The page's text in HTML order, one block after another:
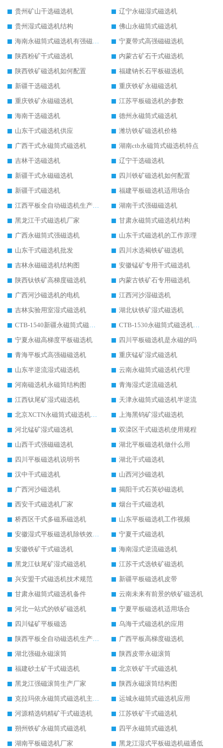
贵州矿山干选磁选机
辽宁永磁湿式磁选机
贵州湿式磁选机结构
佛山永磁筒式磁选机
海南永磁筒式磁选机有强磁的吗
宁夏带式高强磁磁选机
陕西粉矿干式磁选机
内蒙古矿石干式磁选机
陕西铁矿磁选机如何配置
福建钠长石平板磁选机
新疆干选磁选机
重庆铁矿永磁磁选机
重庆铁矿永磁磁选机
江苏平板磁选机的参数
海南干选磁选机
德州永磁筒式磁选机
山东干式磁选机供应
潍坊铁矿磁选机价格
广西干式永磁筒式磁选机
湖南ctb永磁筒式磁选机特点
吉林干选磁选机
辽宁干选磁选机
新疆干式永磁磁选机
四川铁矿磁选机如何配置
新疆干式磁选机
福建平板磁选机适用场合
江西平板全自动磁选机生产厂家
湖南干式强磁磁选机
黑龙江干式磁选机厂家
甘肃永磁筒式磁选机结构
广西永磁筒式强磁选机
山东干式磁选机的工作原理
山东干式磁选机批发
四川水选褐铁矿磁选机
吉林永磁磁选机结构图
安徽锰矿专用干式磁选机
陕西钛铁矿高梯度磁选机
内蒙古铁矿石专用磁选机
广西河沙磁选机的电机
江西河沙湿磁选机
吉林实验用室湿式磁选机
湖北钛铁矿湿式磁选机
CTB-1540新疆永磁筒式磁选机
CTB-1530永磁筒式磁选机代理商
宁夏永磁高梯度平板磁选机
四川平板磁选机是永磁的吗
青海平板式高强磁磁选机
重庆锰矿湿式磁选机
山东半逆流湿式磁选机
云南永磁筒式磁选机代理
河南磁选机永磁筒结构图
青海湿式逆流磁选机
江西钛尾矿湿式磁选机
天津永磁筒式磁选机半逆流
北京XCTN永磁筒式磁选机磁块位置
上海黑钨矿湿式磁选机
河北锰矿湿式磁选机
双滦区干式磁选机使用规程
山西干式强磁磁选机
湖北平板磁选机做什么用
四川平板磁选机说明书
湖北干式磁选机
汉中干式磁选机
山西河沙磁选机
广西河沙磁选机
揭阳干式石英砂磁选机
西安干式磁选机厂家
烟台干式磁选机
桥西区干式多磁系磁选机
山东平板磁选机工作视频
安徽湿式平板磁选机除铁效果怎么样
宁夏干式磁选机
安徽铁矿干式磁选机
海南湿式逆流磁选机
黑龙江钛尾矿湿式磁选机
江苏干式选铁矿磁选机
兴安盟干式磁选机技术规范
新疆平板磁选机皮带
甘肃永磁筒式磁选机备件
云南未来有前景的铁矿磁选机
河北一站式的铁矿磁选机
宁夏平板磁选机适用场合
四川锰矿平板磁选
乌海干式磁选机的应用
陕西平板全自动磁选机生产厂家
广西平板高梯度磁选机
湖北强磁永磁滚筒
陕西皮带永磁滚筒
福建砂土矿干式磁选机
北京铁矿干式磁选机
黑龙江强磁滚筒生产厂家
陕西永磁滚筒结构图
克拉玛依永磁筒式磁选机主要技术参数
运城永磁筒式磁选机应用
河源精选钨精矿干式磁选机
江苏铁矿干式磁选机
朔州铁矿永磁筒式磁选机
四平永磁筒式磁选机
湖南平板磁选机厂家
黑龙江湿式平板磁选机磁通低